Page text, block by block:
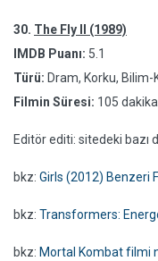
30. The Fly II (1989)
IMDB Puanı: 5.1
Türü: Dram, Korku, Bilim-
Filmin Süresi: 105 dakika
Editör editi: sitedeki bazı
bkz: Girls (2012) Benzeri
bkz: Transformers:
bkz: Mortal Kombat filmi